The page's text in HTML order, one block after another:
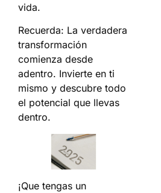
vida.
Recuerda: La verdadera
transformación
comienza desde
adentro. Invierte en ti
mismo y descubre todo
el potencial que llevas
dentro.
¡Que tengas un